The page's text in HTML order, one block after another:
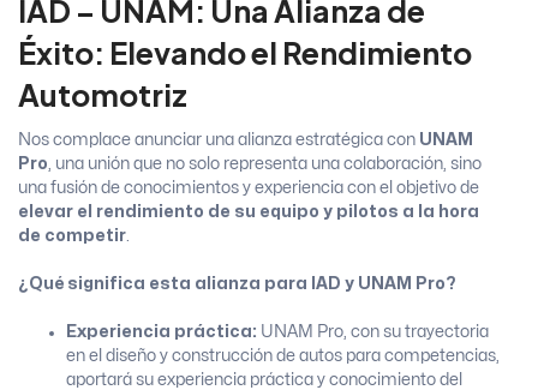
IAD – UNAM: Una Alianza de
Éxito: Elevando el Rendimiento
Automotriz
Nos complace anunciar una alianza estratégica con UNAM
Pro , una unión que no solo representa una colaboración, sino
una fusión de conocimientos y experiencia con el objetivo de
elevar el rendimiento de su equipo y pilotos a la hora
de competir
¿Qué significa esta alianza para IAD y UNAM Pro?
Experiencia práctica: UNAM Pro, con su trayectoria
en el diseño y construcción de autos para competencias,
aportará su experiencia práctica y conocimiento del